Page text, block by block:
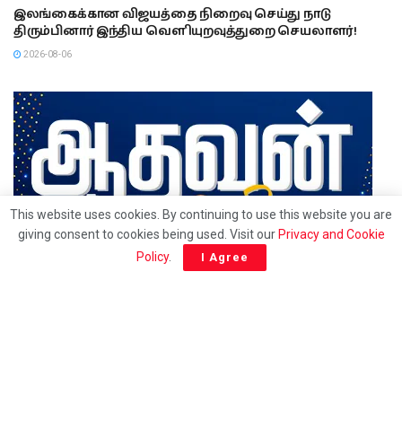
இலங்கைக்கான விஜயத்தை நிறைவு செய்து நாடு
திரும்பினார் இந்திய வௌியுறவுத்துறை செயலாளர்!
2026-08-06
This website uses cookies. By continuing to use this website you are
giving consent to cookies being used. Visit our Privacy and Cookie
Policy. I Agree